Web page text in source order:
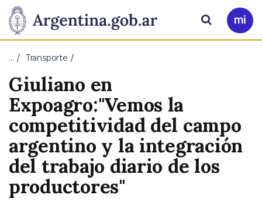
Presidencia
de
la
Nación
Pasar al contenido principal
Ir
a
Buscar
… Transporte
Giuliano en
Expoagro:"Vemos la
competitividad del campo
argentino y la integración
del trabajo diario de los
productores"